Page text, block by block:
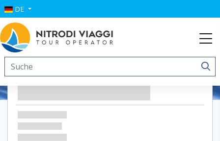
DE
Residence Tartaruga Rossa